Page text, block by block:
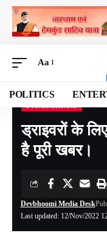
Aa
POLITICS
Devbhoomi Media>Blog>
ड्राइवरों के
है पूरी खबर।
Last updated: 12/Nov/2022
Devbhoomi Media Desk